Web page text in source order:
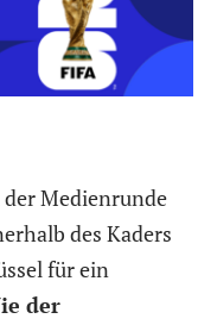
Medienrunde
des Kaders
für ein
der